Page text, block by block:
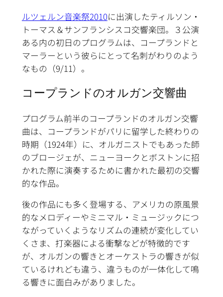
ルツェルン音楽祭2010に出演したティルソン・
トーマス＆サンフランシスコ交響楽団。３公演
ある内の初日のプログラムは、コープランドと
マーラーという彼らにとって名刺がわりのよう
なもの（9/11）。
コープランドのオルガン交響曲
プログラム前半のコープランドのオルガン交響
曲は、コープランドがパリに留学した終わりの
時期（1924年）に、オルガニストでもあった師
のブロージェが、ニューヨークとボストンに招
かれた際に演奏するために書かれた最初の交響
的な作品。
後の作品にも多く登場する、アメリカの原風景
的なメロディーやミニマル・ミュージックにつ
ながっていくようなリズムの連続が変化してい
くさま、打楽器による衝撃などが特徴的です
が、オルガンの響きとオーケストラの響きが似
ているけれども違う、違うものが一体化して鳴
る響きに面白みがありました。